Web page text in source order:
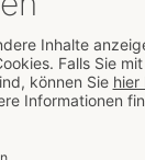
2XL 3XL 4XL